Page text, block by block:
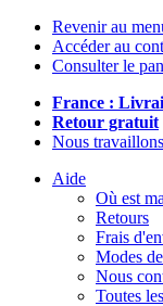
Revenir au
Accéder au
Consulter le
France :
Retour gratuit
Nous
Aide
Où est
Retours
Frais
Modes
Nous
Toutes